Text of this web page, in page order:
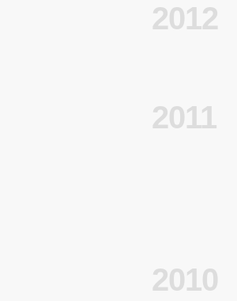
2012
2011
2010